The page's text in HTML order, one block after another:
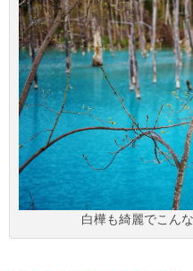
白樺も綺麗でこん